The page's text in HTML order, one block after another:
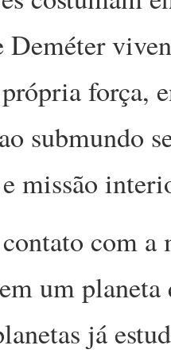
Deméter
força,
submundo
missão
com
um
já